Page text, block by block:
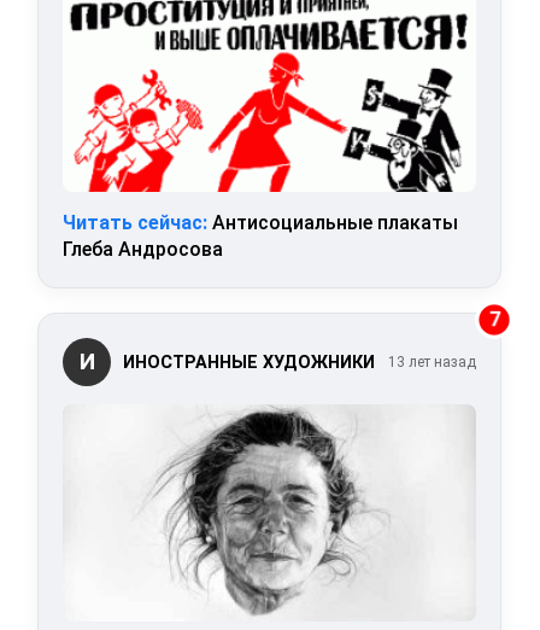
Читать сейчас: Антисоциальные плакаты
Глеба Андросова
7
И ИНОСТРАННЫЕ ХУДОЖНИКИ 13 лет назад